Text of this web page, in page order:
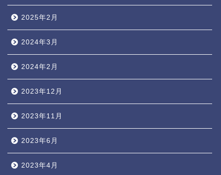
2025年2月
2024年3月
2024年2月
2023年12月
2023年11月
2023年6月
2023年4月